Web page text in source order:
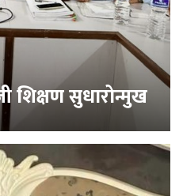
शिक्षण सुधारोन्मुख